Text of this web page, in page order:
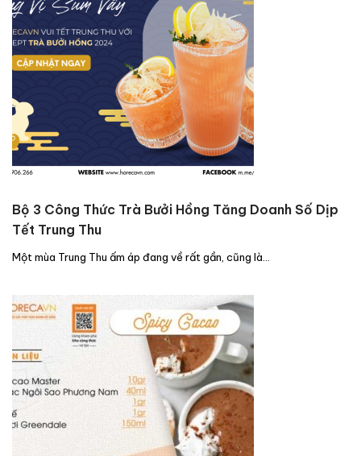
Bộ 3 Công Thức Trà Bưởi Hồng Tăng Doanh Số Dịp
Tết Trung Thu
Một mùa Trung Thu ấm áp đang về rất gần, cũng là…